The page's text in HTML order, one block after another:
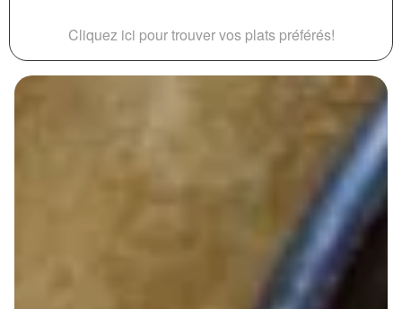
Cliquez ici pour trouver vos plats préférés!